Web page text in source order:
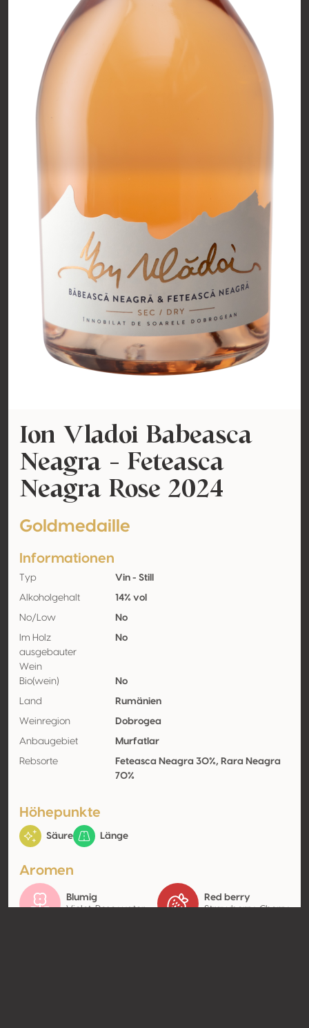
Ion Vladoi Babeasca
Neagra - Feteasca
Neagra Rose 2024
Goldmedaille
Informationen
Typ Vin - Still
Alkoholgehalt 14% vol
No/Low No
Im Holz
ausgebauter
Wein
No
Bio(wein) No
Land Rumänien
Weinregion Dobrogea
Anbaugebiet Murfatlar
Rebsorte
Feteasca Neagra 30%, Rara Neagra
70%
Höhepunkte
Säure Länge
Aromen
Blumig
Violet, Rose water
Red berry
Strawberry, Cherry